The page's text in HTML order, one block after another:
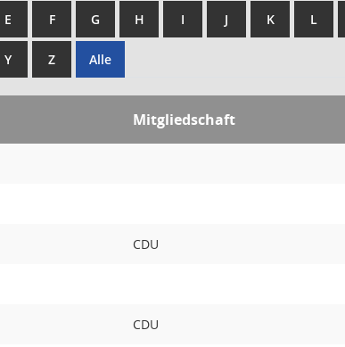
E F G H I J K L
Y Z Alle
Mitgliedschaft
CDU
CDU